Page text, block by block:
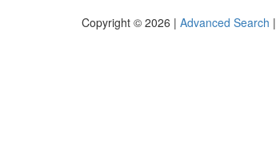
Copyright © 2026 | Advanced Search |